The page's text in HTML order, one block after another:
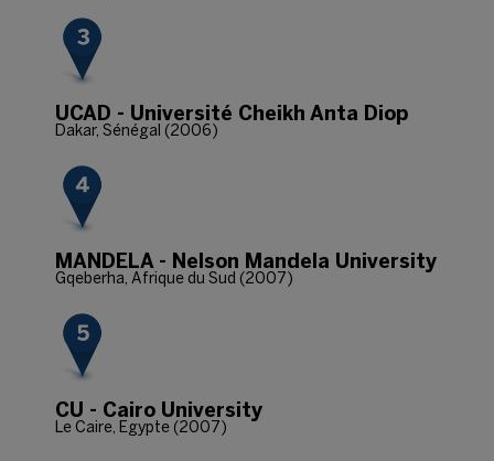
UCAD - Université Cheikh Anta Diop
Dakar, Sénégal (2006)
MANDELA - Nelson Mandela University
Gqeberha, Afrique du Sud (2007)
CU - Cairo University
Le Caire, Egypte (2007)